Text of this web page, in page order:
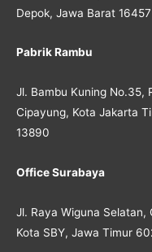
Depok, Jawa Barat 16457
Pabrik Rambu
Jl. Bambu Kuning No.35,
Cipayung, Kota Jakarta
13890
Office Surabaya
Jl. Raya Wiguna Selatan,
Kota SBY, Jawa Timur